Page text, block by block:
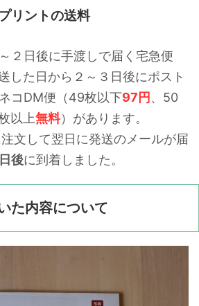
リントの送料
２日後に手渡しで届く宅急便
した日から２～３日後にポスト
コDM便（49枚以下97円、50
以上無料）があります。
文して翌日に発送のメールが届
後に到着しました。
た内容について